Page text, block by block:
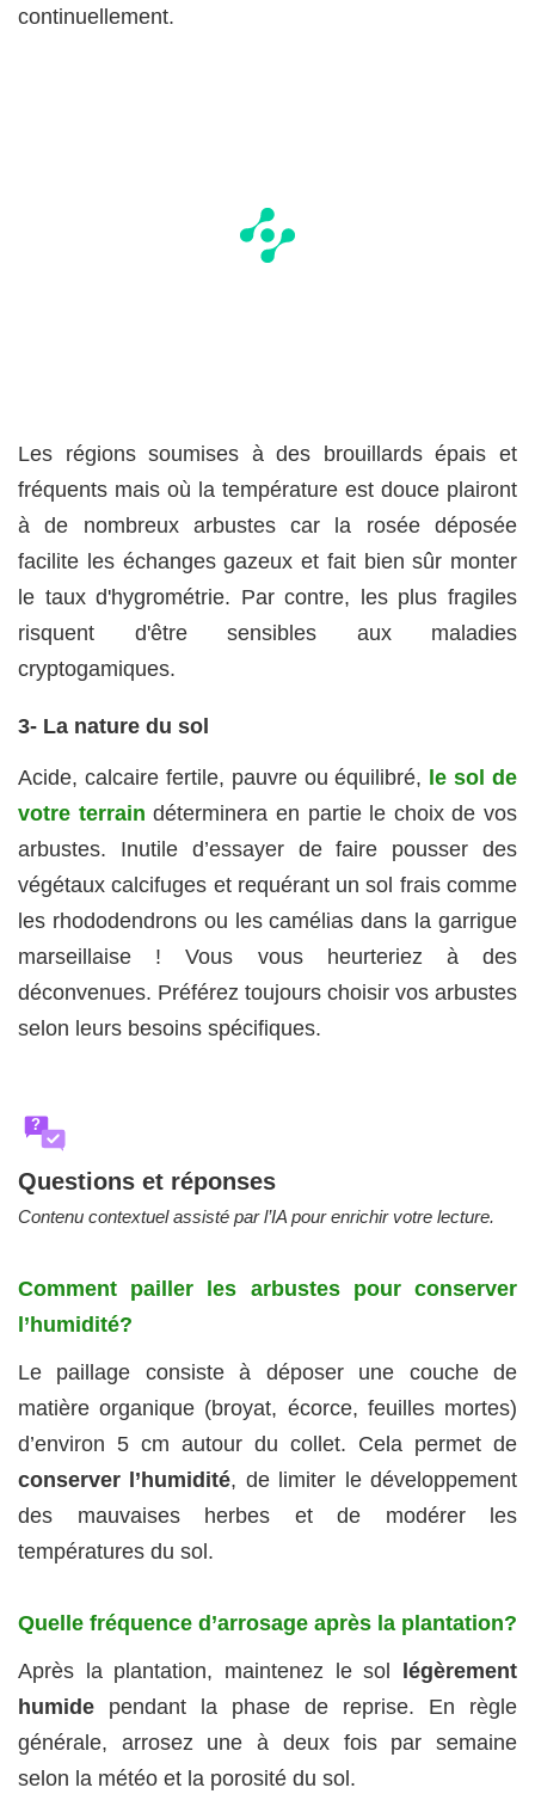
continuellement.
Les régions soumises à des brouillards épais et
fréquents mais où la température est douce plairont
à de nombreux arbustes car la rosée déposée
facilite les échanges gazeux et fait bien sûr monter
le taux d'hygrométrie. Par contre, les plus fragiles
risquent d'être sensibles aux maladies
cryptogamiques.
3- La nature du sol
Acide, calcaire fertile, pauvre ou équilibré, le sol de
votre terrain déterminera en partie le choix de vos
arbustes. Inutile d’essayer de faire pousser des
végétaux calcifuges et requérant un sol frais comme
les rhododendrons ou les camélias dans la garrigue
marseillaise ! Vous vous heurteriez à des
déconvenues. Préférez toujours choisir vos arbustes
selon leurs besoins spécifiques.
?
Questions et réponses
Contenu contextuel assisté par l’IA pour enrichir votre lecture.
Comment pailler les arbustes pour conserver
l’humidité?
Le paillage consiste à déposer une couche de
matière organique (broyat, écorce, feuilles mortes)
d’environ 5 cm autour du collet. Cela permet de
conserver l’humidité, de limiter le développement
des mauvaises herbes et de modérer les
températures du sol.
Quelle fréquence d’arrosage après la plantation?
Après la plantation, maintenez le sol
légèrement
humide pendant la phase de reprise. En règle
générale, arrosez une à deux fois par semaine
selon la météo et la porosité du sol.